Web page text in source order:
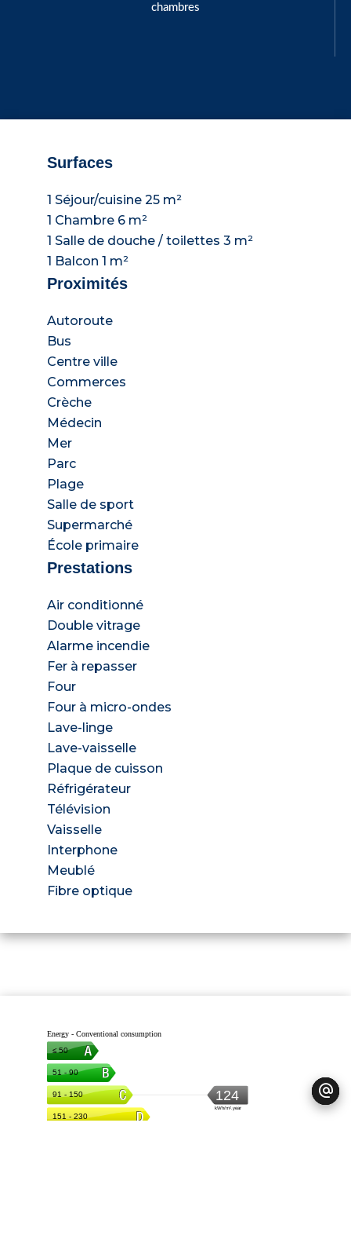
chambres
Surfaces
1 Séjour/cuisine 25 m²
1 Chambre 6 m²
1 Salle de douche / toilettes 3 m²
1 Balcon 1 m²
Proximités
Autoroute
Bus
Centre ville
Commerces
Crèche
Médecin
Mer
Parc
Plage
Salle de sport
Supermarché
École primaire
Prestations
Air conditionné
Double vitrage
Alarme incendie
Fer à repasser
Four
Four à micro-ondes
Lave-linge
Lave-vaisselle
Plaque de cuisson
Réfrigérateur
Télévision
Vaisselle
Interphone
Meublé
Fibre optique